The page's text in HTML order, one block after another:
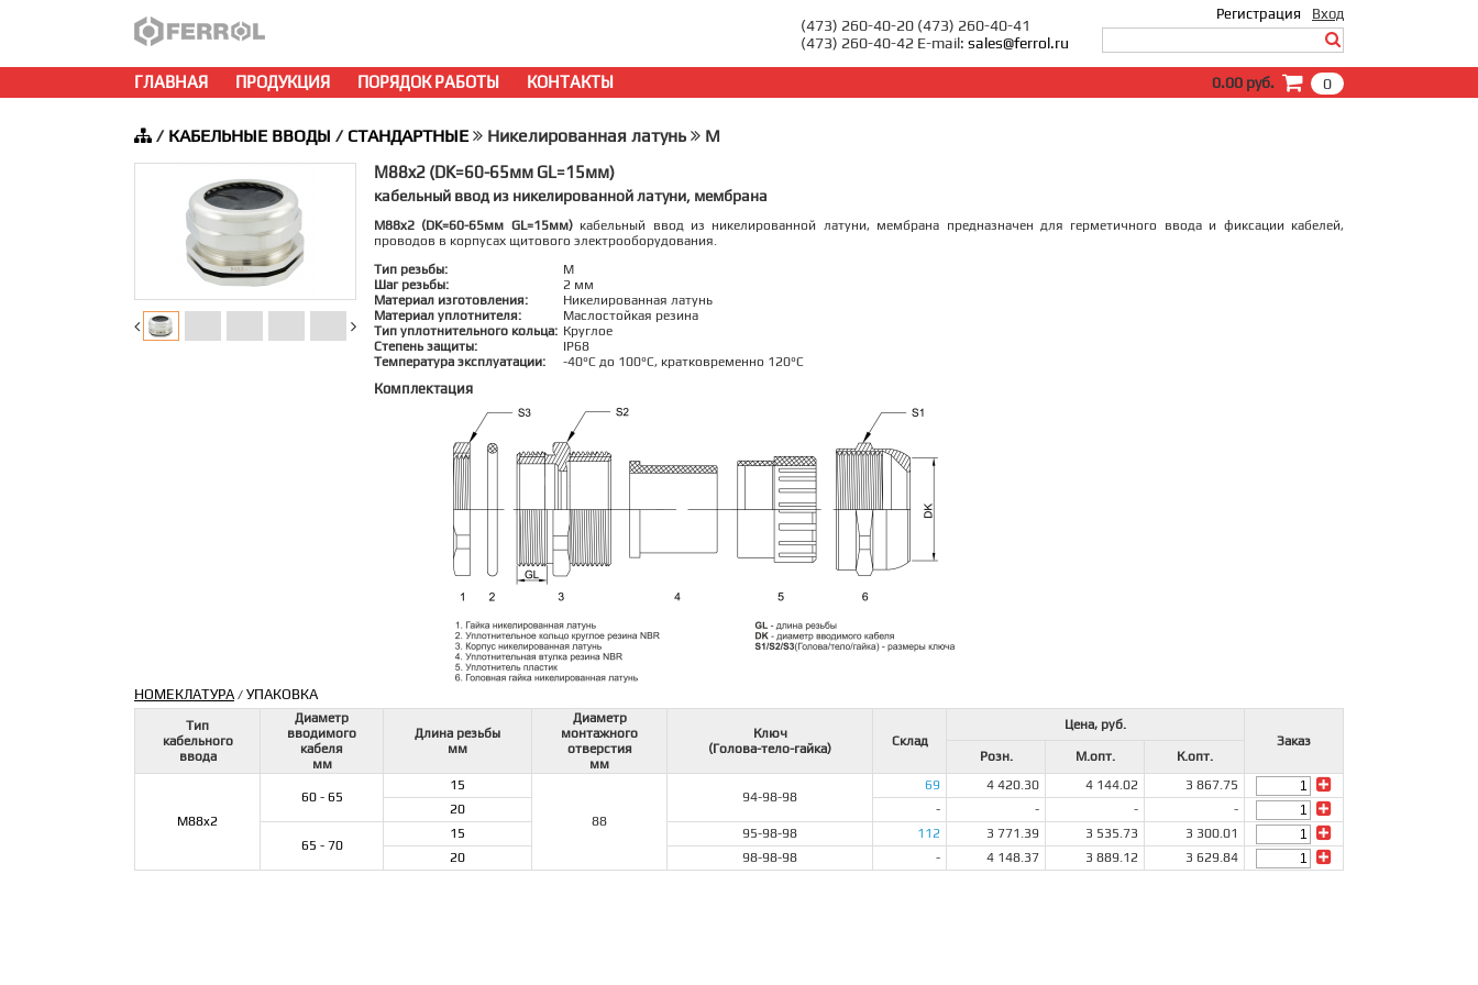
Вход
Регистрация
(473) 260-40-20 (473) 260-40-41
(473) 260-40-42 E-mail: sales@ferrol.ru
ГЛАВНАЯ ПРОДУКЦИЯ ПОРЯДОК РАБОТЫ КОНТАКТЫ 0
0.00 руб.
/ КАБЕЛЬНЫЕ ВВОДЫ / СТАНДАРТНЫЕ Никелированная латунь M
M88x2 (DK=60-65мм GL=15мм)
кабельный ввод из никелированной латуни, мембрана
M88x2 (DK=60-65мм GL=15мм)кабельный ввод из никелированной латуни, мембрана предназначен для герметичного ввода и фиксации кабелей,
проводов в корпусах щитового электрооборудования.
Тип резьбы:
M
Шаг резьбы:
2 мм
Материал изготовления:
Никелированная латунь
Материал уплотнителя:
Маслостойкая резина
Тип уплотнительного кольца: Круглое
Степень защиты:
IP68
Температура эксплуатации:
-40°C до 100°C, кратковременно 120°C
Комплектация
НОМЕКЛАТУРА/ УПАКОВКА
Тип
кабельного
ввода
Диаметр
вводимого
кабеля
мм
Длина резьбы
мм
Диаметр
монтажного
отверстия
мм
Ключ
(Голова-тело-гайка)
Склад
Цена, руб.
Заказ
Розн.
М.опт. К.опт.
M88x2
60 - 65
15
88
94-98-98
69 4 420.30 4 144.02
3 867.75
20
- - - -
65 - 70
15 95-98-98 112 3 771.39 3 535.73
3 300.01
20
98-98-98 - 4 148.37 3 889.12 3 629.84